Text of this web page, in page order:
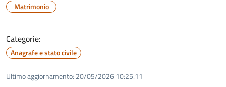
Matrimonio
Categorie:
Anagrafe e stato civile
Ultimo aggiornamento: 20/05/2026 10:25.11